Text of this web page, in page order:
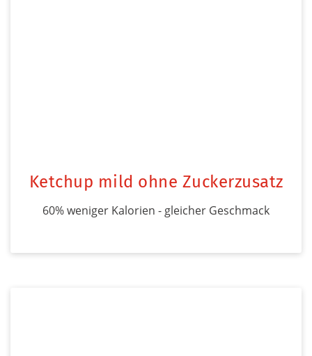
Ketchup mild ohne Zuckerzusatz
60% weniger Kalorien - gleicher Geschmack